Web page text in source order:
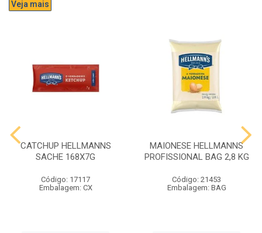
Veja mais
CATCHUP HELLMANNS
SACHE 168X7G
Código: 17117
Embalagem: CX
MAIONESE HELLMANNS
PROFISSIONAL BAG 2,8 KG
Código: 21453
Embalagem: BAG